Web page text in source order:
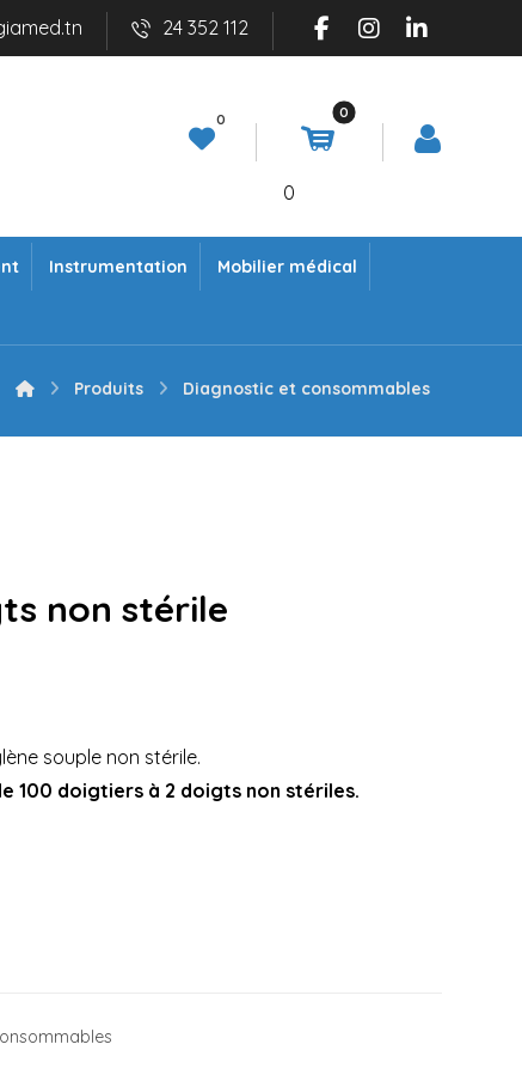
24 352 112
0
Instrumentation Mobilier médical
Produits Diagnostic et consommables
non stérile
souple non stérile.
100 doigtiers à 2 doigts non stériles.